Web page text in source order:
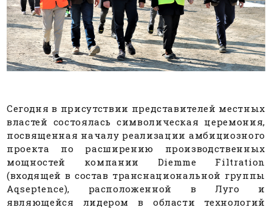
Сегодня в присутствии представителей местных
властей состоялась символическая церемония,
посвященная началу реализации амбициозного
проекта по расширению производственных
мощностей компании Diemme Filtration
(входящей в состав транснациональной группы
Aqseptence), расположенной в Луго и
являющейся лидером в области технологий